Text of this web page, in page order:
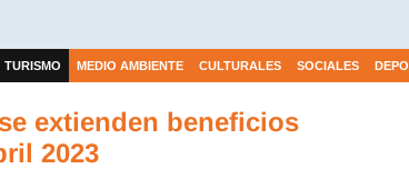
TURISMO MEDIO AMBIENTE CULTURALES SOCIALES
extienden beneficios
2023